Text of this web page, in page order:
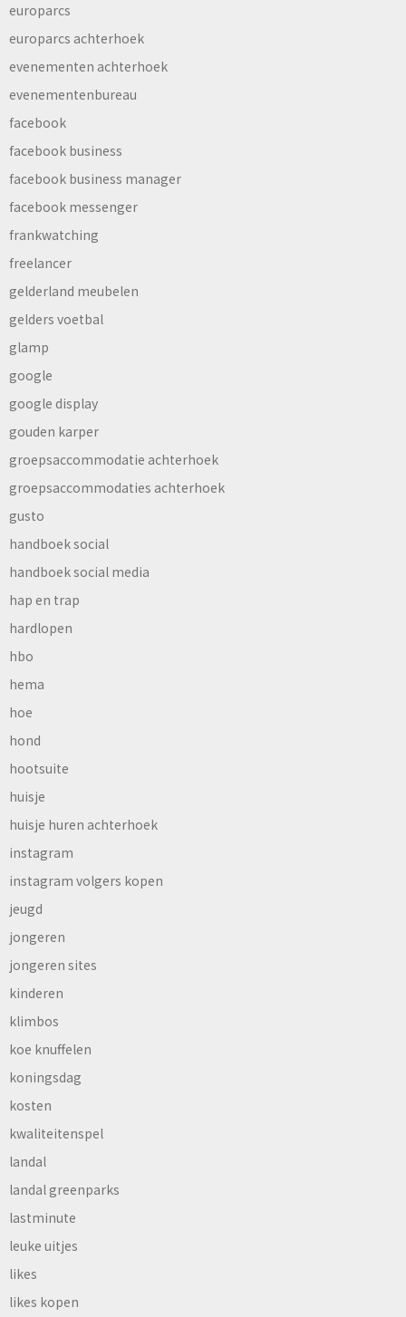
europarcs
europarcs achterhoek
evenementen achterhoek
evenementenbureau
facebook
facebook business
facebook business manager
facebook messenger
frankwatching
freelancer
gelderland meubelen
gelders voetbal
glamp
google
google display
gouden karper
groepsaccommodatie achterhoek
groepsaccommodaties achterhoek
gusto
handboek social
handboek social media
hap en trap
hardlopen
hbo
hema
hoe
hond
hootsuite
huisje
huisje huren achterhoek
instagram
instagram volgers kopen
jeugd
jongeren
jongeren sites
kinderen
klimbos
koe knuffelen
koningsdag
kosten
kwaliteitenspel
landal
landal greenparks
lastminute
leuke uitjes
likes
likes kopen